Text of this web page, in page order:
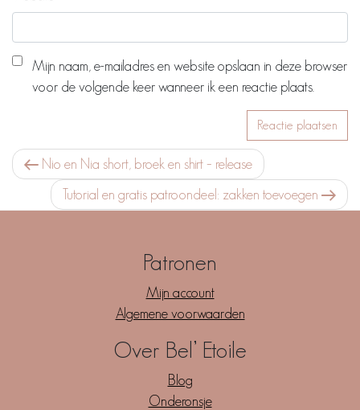
Mijn naam, e-mailadres en website opslaan in deze browser
voor de volgende keer wanneer ik een reactie plaats.
Berichtnavigatie
Vorig bericht
Nio en Nia short, broek en shirt – release
Volgend bericht
Tutorial en gratis patroondeel: zakken toevoegen
Patronen
Mijn account
Algemene voorwaarden
Over Bel’ Etoile
Blog
Onderonsje